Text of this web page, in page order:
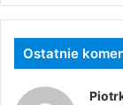
Ostatnie